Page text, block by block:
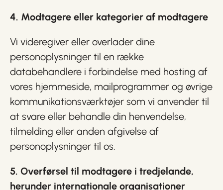
4. Modtagere eller kategorier af modtagere
Vi videregiver eller overlader dine
personoplysninger til en række
databehandlere i forbindelse med hosting af
vores hjemmeside, mailprogrammer og øvrige
kommunikationsværktøjer som vi anvender til
at svare eller behandle din henvendelse,
tilmelding eller anden afgivelse af
personoplysninger til os.
5. Overførsel til modtagere i tredjelande,
herunder internationale organisationer